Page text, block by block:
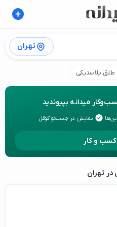
تهران
پلاستیکی
میدانه بپیوندید
نمایش در جستجو گوگل
و کار
تهران